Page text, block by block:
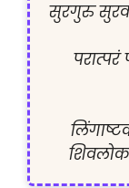
सुरगुरु